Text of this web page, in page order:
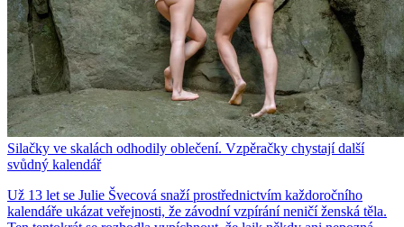
Silačky ve skalách odhodily oblečení. Vzpěračky chystají další
svůdný kalendář
Už 13 let se Julie Švecová snaží prostřednictvím každoročního
kalendáře ukázat veřejnosti, že závodní vzpírání neničí ženská těla.